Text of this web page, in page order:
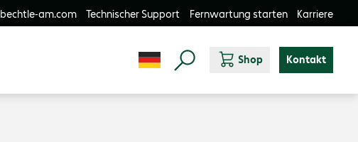
bechtle-am.com Technischer Support Fernwartung starten Karriere
Shop Kontakt